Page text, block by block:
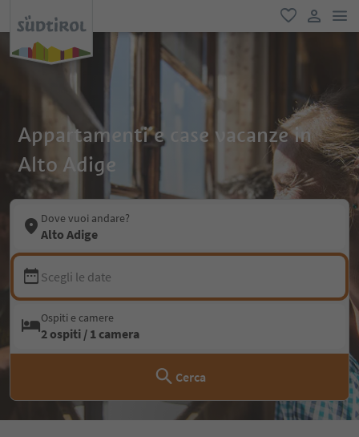
favoriti
user link
Appartamenti e case vacanze in
Alto Adige
Dove vuoi andare?
Alto Adige
Scegli le date
Ospiti e camere
2 ospiti / 1 camera
Cerca